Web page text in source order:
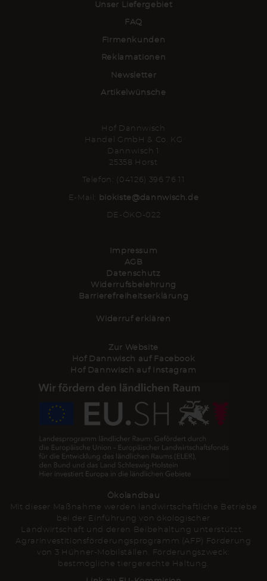
Unser Liefergebiet
FAQ
Firmenkunden
Reklamationen
Newsletter
Artikelwünsche
Hof Dannwisch
Handel GmbH & Co. KG
Dannwisch 1
25358 Horst
Telefon: (04126) 396 76 11
E-Mail: biokiste@dannwisch.de
DE-ÖKO-022
Impressum
AGB
Datenschutz
Widerrufsbelehrung
Barrierefreiheitserklärung
Widerruf erklären
Zur Website
Hof Dannwisch auf Facebook
Hof Dannwisch auf Instagram
Ökolandbau
Mit dieser Maßnahme werden landwirtschaftliche Betriebe
bei der Einführung von ökologischer
Landwirtschaft und deren Beibehaltung unterstützt.
Agrarinvestitionsförderungsprogramm (AFP) Förderung
von 3 Hühner-Mobilställen. Förderungszweck:
bestmögliche tiergerechte Haltung.